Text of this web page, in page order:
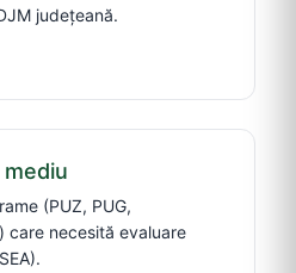
județeană.
(PUZ, PUG,
care necesită evaluare